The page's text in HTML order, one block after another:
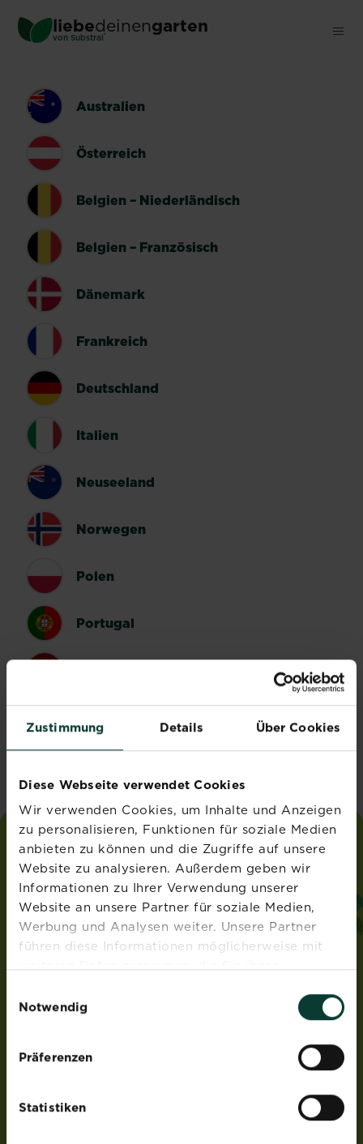
Zustimmung Details Über Cookies
Diese Webseite verwendet Cookies
Wir verwenden Cookies, um Inhalte und Anzeigen
zu personalisieren, Funktionen für soziale Medien
anbieten zu können und die Zugriffe auf unsere
Website zu analysieren. Außerdem geben wir
Informationen zu Ihrer Verwendung unserer
Website an unsere Partner für soziale Medien,
Werbung und Analysen weiter. Unsere Partner
führen diese Informationen möglicherweise mit
weiteren Daten zusammen, die Sie ihnen
Nutzung der Dienste gesammelt haben.
Notwendig
Präferenzen
Statistiken
main
liebedeinengarten
von Substral ®
Australien
Österreich
Belgien – Niederländisch
Belgien – Französisch
Dänemark
Frankreich
Deutschland
Italien
Neuseeland
Norwegen
Polen
Portugal
liebedeinengarten
von Substral®
ADRESSE
Evergreen Garden Care Österreich GmbH
Franz-Brötzner-Straße 11-13
ROUNDUP® und Osmocote® sind eingetragene Marken
Weedex®, Tomcat®, Magisches Rasen-Pflaster®,
EasyGreen®, EvenGreen® und HandyGreen® sind Marken
der Lizenz von OMS Investments, Inc.